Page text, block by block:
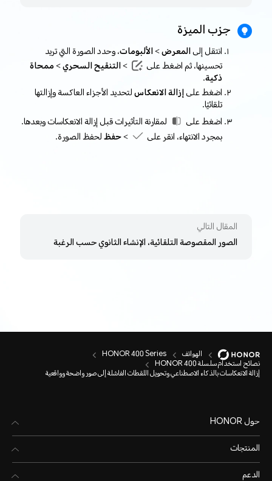
جرّب الميزة
انتقل إلىالمعرض > الألبومات، وحدد الصورة التي تريد
تحسينها، ثم اضغط على
> التنقيح السحري > ممحاة
ذكية.
اضغط علىإزالة الانعكاسلتحديد الأجزاء العاكسة وإزالتها
تلقائيًا.
اضغط على
لمقارنة التأثيرات قبل إزالة الانعكاسات وبعدها.
بمجرد الانتهاء، انقر على
> حفظلحفظ الصورة.
المقال التالي
الصور المقصوصة التلقائية، الإنشاء الثانوي حسب الرغبة
الهواتف HONOR 400 Series
نصائح استخدام سلسلة HONOR 400
إزالة الانعكاسات بالذكاء الاصطناعي وتحويل اللقطات الفاشلة إلى صور واضحة وواقعية
حول HONOR
المنتجات
الدعم